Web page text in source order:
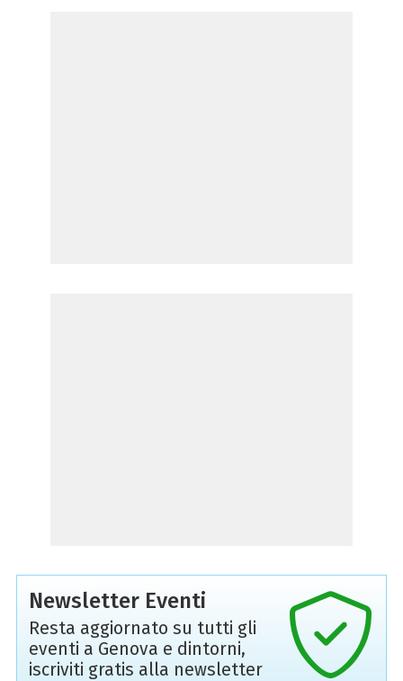
Newsletter Eventi
Resta aggiornato su tutti gli
eventi a Genova e dintorni,
iscriviti gratis alla newsletter